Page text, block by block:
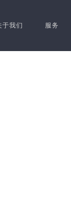
于我们 服务